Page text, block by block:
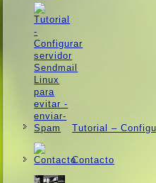
Tutorial –
Contacto